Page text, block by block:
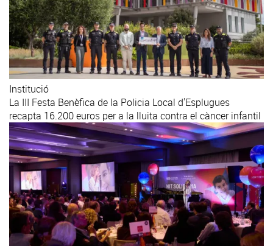
Institució
La III Festa Benèfica de la Policia Local d'Esplugues
recapta 16.200 euros per a la lluita contra el càncer infantil